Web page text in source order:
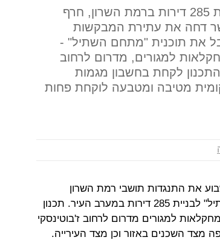
ביהמ"ש המחוזי בת"א אישר הקמת 285 דירות ברמת השרון, חרף
דחה את עתירת המבקשות
את תוכנית "מתחם השתיל" -
ייעוד של 77 דונם מחקלאות למגורים, מדרום לרחוב
לקחת בחשבון מגמות
מטיבה ומטבעה לוקחת פחות
את התנגדות תושבי רמת השרון
והעירייה, ואישר את תוכנית "מתחם השתיל" לבניית 285 דירות במערב העיר. תכנון
שינוי ייעודם של 77 דונם מחקלאות למגורים מדרום לרחוב ז'בוטינסקי